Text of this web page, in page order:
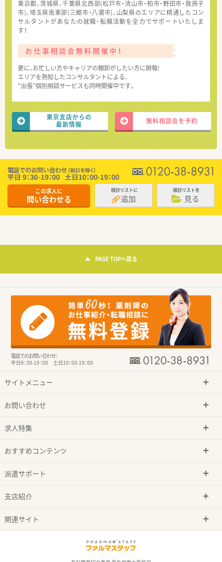
東京都、茨城県、千葉県北西部(松戸市・流山市・柏市・野田市・我孫子
市)、埼玉県南東部(三郷市・八潮市)、山梨県のエリアに精通したコン
サルタントがあなたの就職・転職活動を全力でサポートいたしま
す！
お仕事相談会無料開催中！
更に、お忙しい方やキャリアの棚卸がしたい方に朗報!
エリアを熟知したコンサルタントによる、
“出張”個別相談サービスも同時開催中です。
東京支店からの
最新情報
無料相談会を予約
この求人に
問い合わせる
検討リストに
追加
検討リストを
見る
PAGE TOPへ戻る
電話でのお問い合わせ：
平日9：30-19：00 土日10：00-19：00
サイトメニュー
お問い合わせ
求人特集
おすすめコンテンツ
派遣サポート
支店紹介
関連サイト